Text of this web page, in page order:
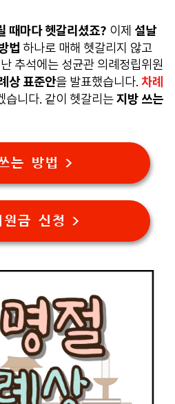
때마다 헷갈리셨죠? 이제 설날
법 하나로 매해 헷갈리지 않고
추석에는 성균관 의례정립위원
상 표준안을 발표했습니다. 차례
습니다. 같이 헷갈리는 지방 쓰는
는 방법 >
원금 신청 >